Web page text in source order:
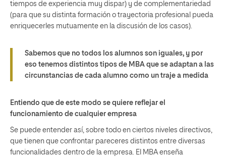
tiempos de experiencia muy dispar) y de complementariedad
(para que su distinta formación o trayectoria profesional pueda
enriquecerles mutuamente en la discusión de los casos).
Sabemos que no todos los alumnos son iguales, y por
eso tenemos distintos tipos de MBA que se adaptan a las
circunstancias de cada alumno como un traje a medida
Entiendo que de este modo se quiere reflejar el
funcionamiento de cualquier empresa
Se puede entender así, sobre todo en ciertos niveles directivos,
que tienen que confrontar pareceres distintos entre diversas
funcionalidades dentro de la empresa. El MBA enseña